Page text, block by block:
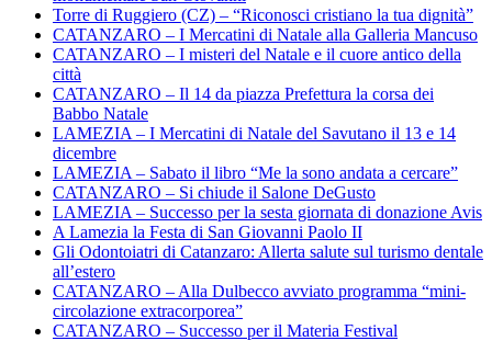
Torre di Ruggiero (CZ) – “Riconosci cristiano la tua dignità”
CATANZARO – I Mercatini di Natale alla Galleria Mancuso
CATANZARO – I misteri del Natale e il cuore antico della
città
CATANZARO – Il 14 da piazza Prefettura la corsa dei
Babbo Natale
LAMEZIA – I Mercatini di Natale del Savutano il 13 e 14
dicembre
LAMEZIA – Sabato il libro “Me la sono andata a cercare”
CATANZARO – Si chiude il Salone DeGusto
LAMEZIA – Successo per la sesta giornata di donazione Avis
A Lamezia la Festa di San Giovanni Paolo II
Gli Odontoiatri di Catanzaro: Allerta salute sul turismo dentale
all’estero
CATANZARO – Alla Dulbecco avviato programma “mini-
circolazione extracorporea”
CATANZARO – Successo per il Materia Festival